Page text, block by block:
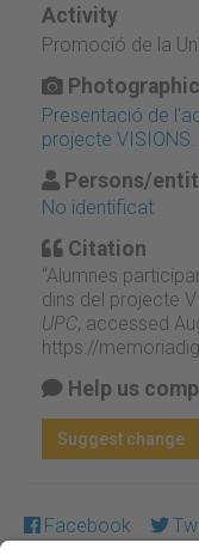
Activity
Promoció de la
Presentació de
projecte
Persons/
No identificat
Citation
“Alumnes
dins del projecte
UPC, accessed
https://
Help us
Suggest change
Facebook